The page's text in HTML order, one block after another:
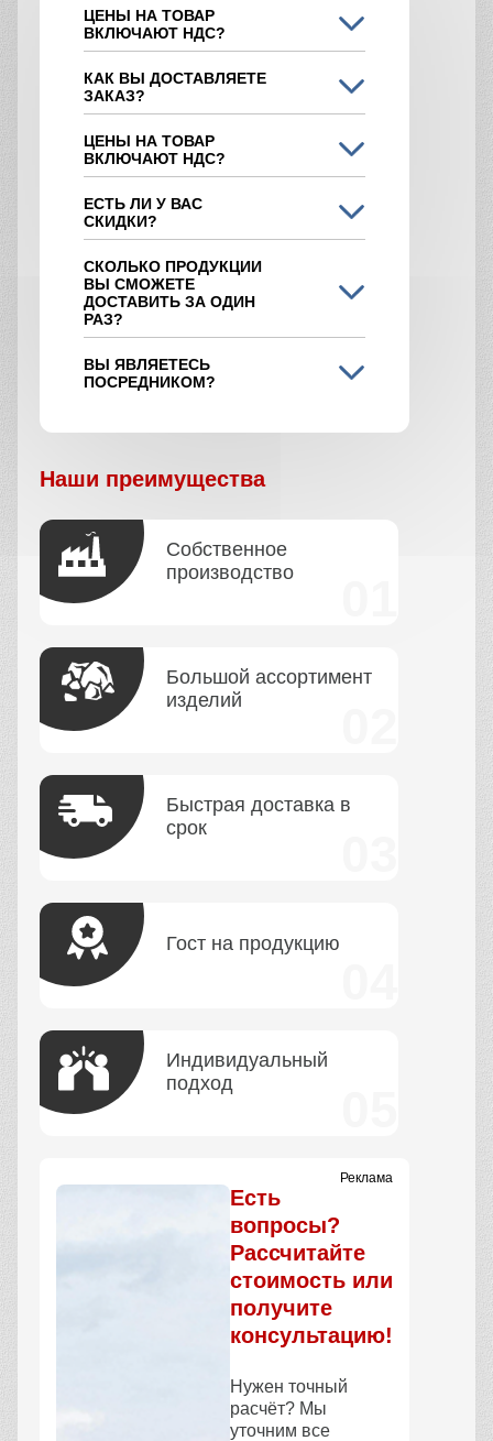
ЦЕНЫ НА ТОВАР
ВКЛЮЧАЮТ НДС?
КАК ВЫ ДОСТАВЛЯЕТЕ
ЗАКАЗ?
ЦЕНЫ НА ТОВАР
ВКЛЮЧАЮТ НДС?
ЕСТЬ ЛИ У ВАС
СКИДКИ?
СКОЛЬКО ПРОДУКЦИИ
ВЫ СМОЖЕТЕ
ДОСТАВИТЬ ЗА ОДИН
РАЗ?
ВЫ ЯВЛЯЕТЕСЬ
ПОСРЕДНИКОМ?
Наши преимущества
Собственное
производство
Большой ассортимент
изделий
Быстрая доставка в
срок
Гост на продукцию
Индивидуальный
подход
Реклама
Есть
вопросы?
Рассчитайте
стоимость или
получите
консультацию!
Нужен точный
расчёт? Мы
уточним все